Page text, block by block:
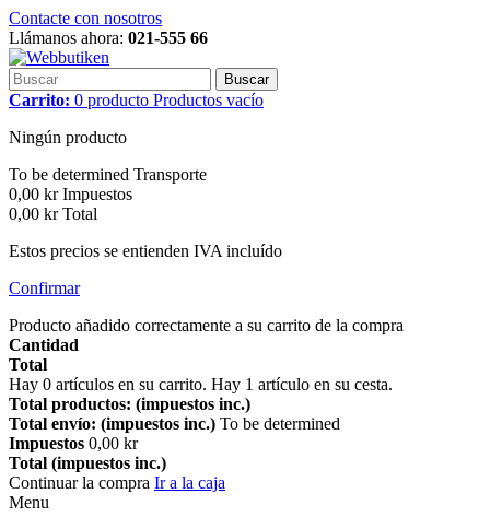
Contacte con nosotros
Llámanos ahora: 021-555 66
Buscar
Carrito: 0 producto Productos vacío
Ningún producto
To be determined Transporte
0,00 kr Impuestos
0,00 kr Total
Estos precios se entienden IVA incluído
Confirmar
Producto añadido correctamente a su carrito de la compra
Cantidad
Total
Hay 0 artículos en su carrito. Hay 1 artículo en su cesta.
Total productos: (impuestos inc.)
Total envío: (impuestos inc.) To be determined
Impuestos 0,00 kr
Total (impuestos inc.)
Continuar la compra Ir a la caja
Menu